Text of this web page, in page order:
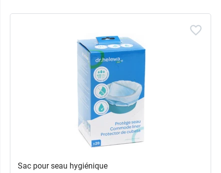
Sac pour seau hygiénique